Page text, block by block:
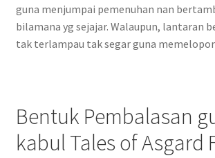
guna menjumpai pemenuhan nan
bilamana yg sejajar. Walaupun, lantaran
tak terlampau tak segar guna
Bentuk Pembalasan
kabul Tales of Asgard